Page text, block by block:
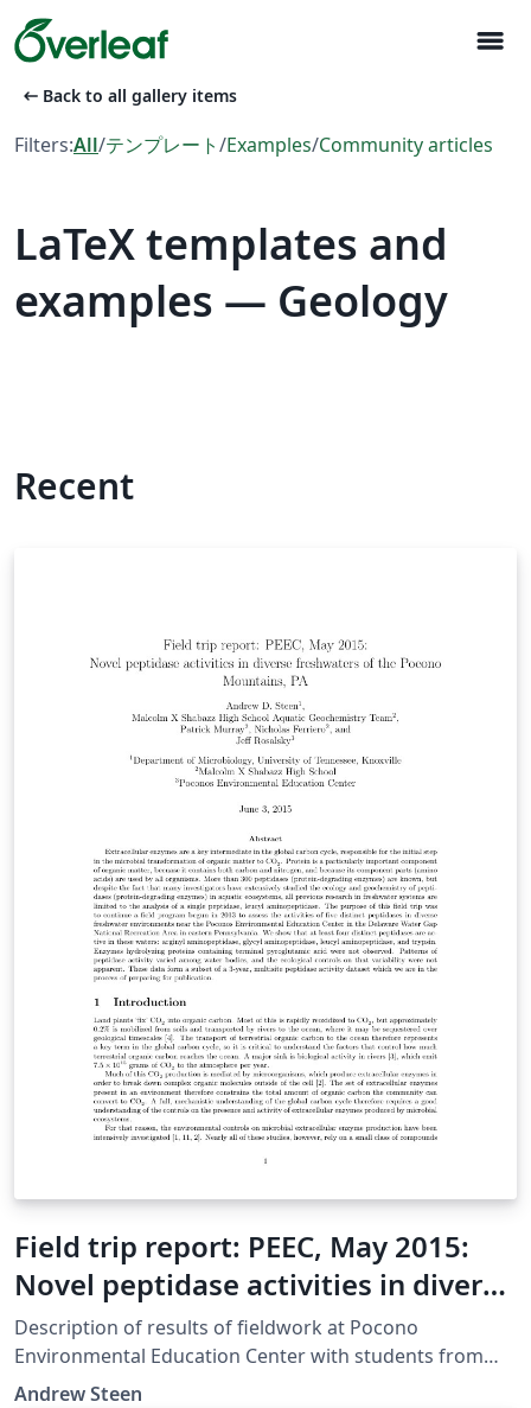
menu
arrow_left_alt Back to all gallery items
Filters:All/テンプレート/Examples/Community articles
LaTeX templates and
examples — Geology
Recent
Field trip report: PEEC, May 2015:
Novel peptidase activities in diverse
freshwaters of the Pocono
Mountains, PA
Description of results of fieldwork at Pocono
Environmental Education Center with students from
Malcolm X Shabazz High School, May 2005.
Andrew Steen